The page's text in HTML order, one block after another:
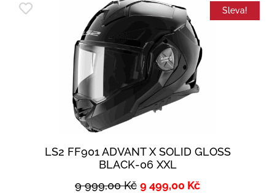
Sleva!
LS2 FF901 ADVANT X SOLID GLOSS
BLACK-06 XXL
9 999,00Kč 9 499,00 Kč